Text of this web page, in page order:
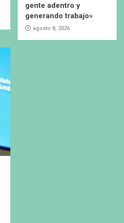
gente adentro y
generando trabajo»
agosto 8, 2026